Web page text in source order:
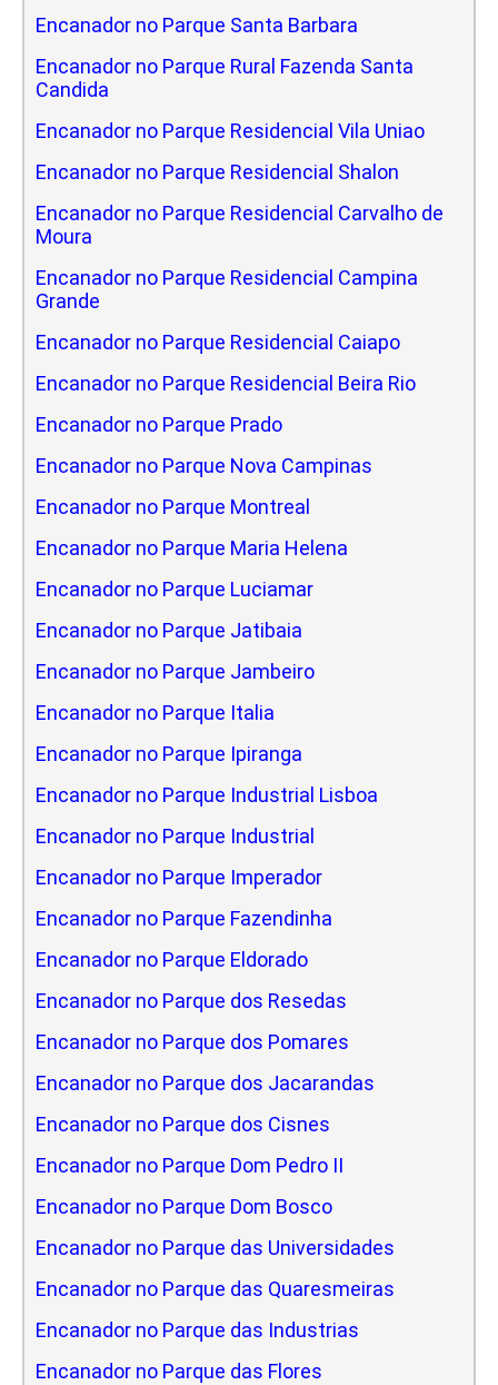
Encanador no Parque Santa Barbara
Encanador no Parque Rural Fazenda Santa
Candida
Encanador no Parque Residencial Vila Uniao
Encanador no Parque Residencial Shalon
Encanador no Parque Residencial Carvalho de
Moura
Encanador no Parque Residencial Campina
Grande
Encanador no Parque Residencial Caiapo
Encanador no Parque Residencial Beira Rio
Encanador no Parque Prado
Encanador no Parque Nova Campinas
Encanador no Parque Montreal
Encanador no Parque Maria Helena
Encanador no Parque Luciamar
Encanador no Parque Jatibaia
Encanador no Parque Jambeiro
Encanador no Parque Italia
Encanador no Parque Ipiranga
Encanador no Parque Industrial Lisboa
Encanador no Parque Industrial
Encanador no Parque Imperador
Encanador no Parque Fazendinha
Encanador no Parque Eldorado
Encanador no Parque dos Resedas
Encanador no Parque dos Pomares
Encanador no Parque dos Jacarandas
Encanador no Parque dos Cisnes
Encanador no Parque Dom Pedro II
Encanador no Parque Dom Bosco
Encanador no Parque das Universidades
Encanador no Parque das Quaresmeiras
Encanador no Parque das Industrias
Encanador no Parque das Flores